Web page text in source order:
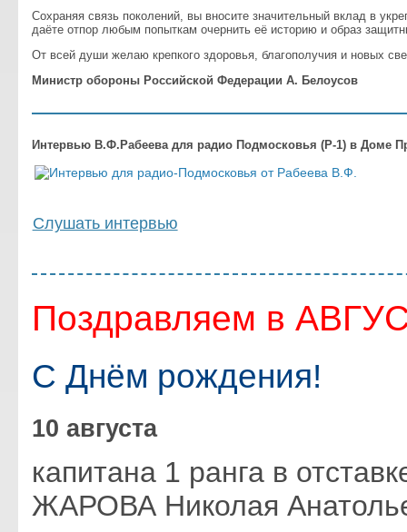
Сохраняя связь поколений, вы вносите значительный вклад в
даёте отпор любым попыткам очернить её историю и образ
От всей души желаю крепкого здоровья, благополучия и новых
Министр обороны Российской Федерации А. Белоусов
Интервью В.Ф.Рабеева для радио Подмосковья (Р-1) в Доме
Слушать интервью
Поздравляем в
С Днём рождения!
10 августа
капитана 1 ранга в
ЖАРОВА Николая